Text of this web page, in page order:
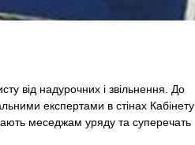
від надурочних і звільнення. До
експертами в стінах Кабінету
меседжам уряду та суперечать